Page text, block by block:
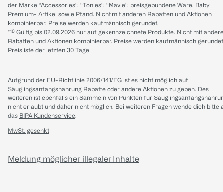
der Marke “Accessories“, “Tonies“, “Mavie“, preisgebundene Ware, Baby
Premium- Artikel sowie Pfand. Nicht mit anderen Rabatten und Aktionen
kombinierbar. Preise werden kaufmännisch gerundet.
*¹⁰ Gültig bis 02.09.2026 nur auf gekennzeichnete Produkte. Nicht mit
Rabatten und Aktionen kombinierbar. Preise werden kaufmännisch
Preisliste der letzten 30 Tage
Aufgrund der EU-Richtlinie 2006/141/EG ist es nicht möglich auf
Säuglingsanfangsnahrung Rabatte oder andere Aktionen zu geben. Des
weiteren ist ebenfalls ein Sammeln von Punkten für
nicht erlaubt und daher nicht möglich. Bei weiteren Fragen wende dich bitte
das BIPA Kundenservice.
MwSt. gesenkt
Meldung möglicher illegaler Inhalte